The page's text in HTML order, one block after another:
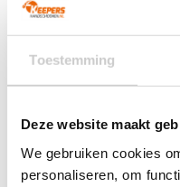
Toestemming
Deze website maakt
We gebruiken cookies
personaliseren, om
Artikelnummers
Ondergrond
Doelgroep
Techniek (palm)
Kleur